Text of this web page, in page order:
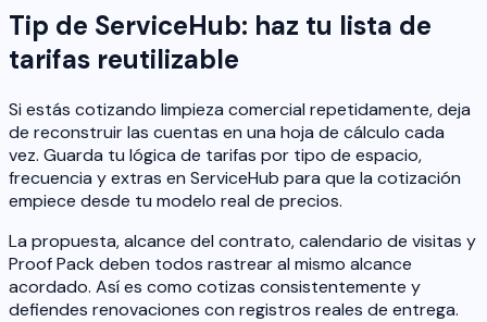
Tip de ServiceHub: haz tu lista de
tarifas reutilizable
Si estás cotizando limpieza comercial repetidamente, deja
de reconstruir las cuentas en una hoja de cálculo cada
vez. Guarda tu lógica de tarifas por tipo de espacio,
frecuencia y extras en ServiceHub para que la cotización
empiece desde tu modelo real de precios.
La propuesta, alcance del contrato, calendario de visitas y
Proof Pack deben todos rastrear al mismo alcance
acordado. Así es como cotizas consistentemente y
defiendes renovaciones con registros reales de entrega.